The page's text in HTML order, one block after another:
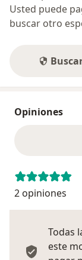
Usted puede
buscar otro
Opiniones
2 opiniones
Todas
este